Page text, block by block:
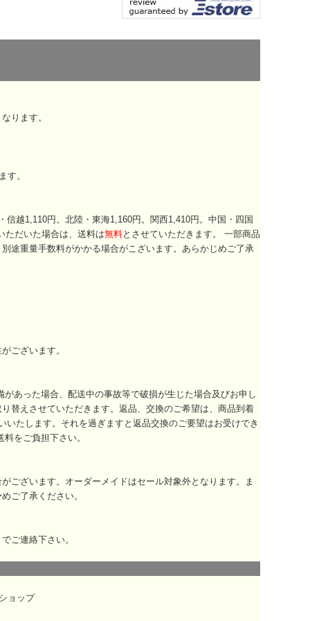
ります。
す。
越1,110円。北陸・東海1,160円。関西1,410円。中国・四国
ただいた場合は、送料は無料とさせていただきます。 一部商品
途重量手数料がかかる場合がこざいます。あらかじめご了承
ございます。
あった場合、配送中の事故等で破損が生じた場合及びお申し
替えさせていただきます。返品、交換のご希望は、商品到着
たします。それを過ぎますと返品交換のご要望はお受けでき
をご負担下さい。
ございます。オーダーメイドはセール対象外となります。ま
ご了承ください。
ご連絡下さい。
ョップ